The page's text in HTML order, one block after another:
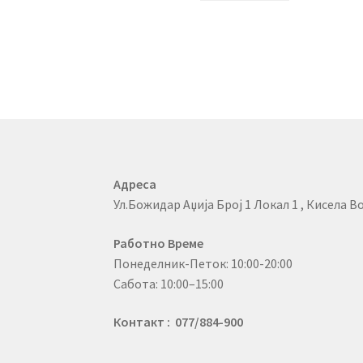
Адреса
Ул.Божидар Аџија Број 1 Локал 1 , Кисела
Работно Време
Понеделник-Петок: 10:00-20:00
Сабота: 10:00–15:00
Контакт : 077/884-900